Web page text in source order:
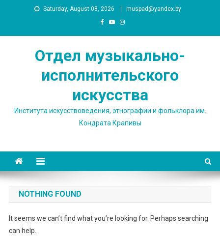
Saturday, August 08, 2026 muspad@yandex.by
Отдел музыкально-
исполнительского
искусства
Института искусствоведения, этнографии и фольклора им.
Кондрата Крапивы
NOTHING FOUND
It seems we can’t find what you’re looking for. Perhaps searching
can help.